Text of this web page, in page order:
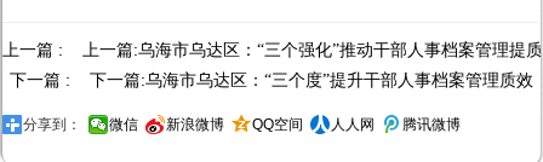
上一篇 : 上一篇:乌海市乌达区：“三个强化”推动干部人事档案管理提
下一篇 : 下一篇:乌海市乌达区：“三个度”提升干部人事档案管理质效
分享到： 微信 新浪微博 QQ空间 人人网 腾讯微博